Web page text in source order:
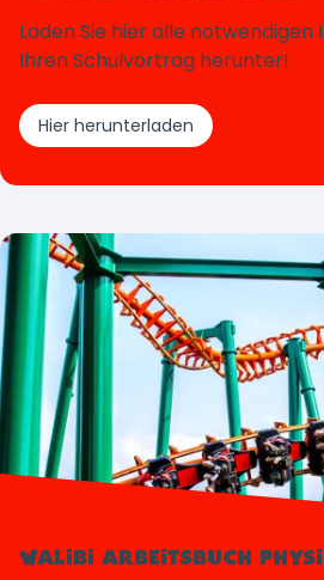
Laden Sie hier alle
Ihren Schulvortrag herunter!
Hier herunterladen
WALIBI ARBEITSBUCH